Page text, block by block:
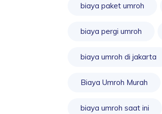
biaya paket umroh
biaya pergi umroh
biaya umroh di jakarta
Biaya Umroh Murah
biaya umroh saat ini